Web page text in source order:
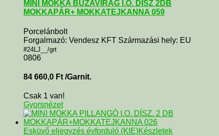
MINI MOKKA BÚZAVIRÁG I.O. DÍSZ 2DB
MOKKAPÁR+ MOKKATEJKANNA 059
Porcelánbolt
Forgalmazó: Vendesz KFT Származási hely: EU
#24LJ__/grt
0806
84 660,0 Ft /Garnit.
Csak 1 van!
Gyorsnézet
Esküvő eljegyzés évforduló (KIE)Készletek